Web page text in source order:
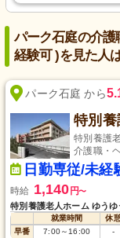
パーク石庭の介護
経験可 )を見た人
パーク石庭 から
特別
特別養護
介護職・
日勤専従/未経
時給 1,140 円〜
特別養護老人ホーム ゆう
就業時間 休
早番
7:00～16:00 -